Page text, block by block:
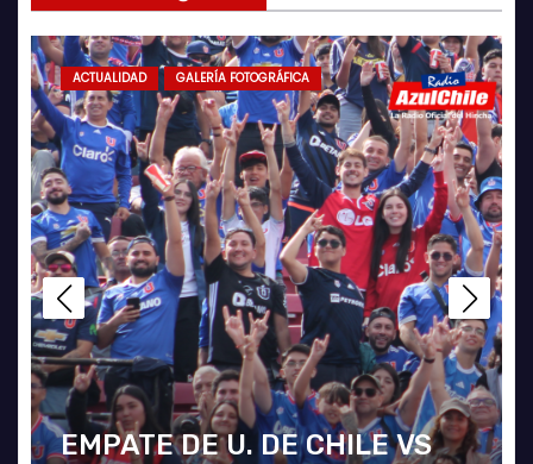
ACTUALIDAD GALERÍA FOTOGRÁFICA
EMPATE DE U. DE CHILE VS